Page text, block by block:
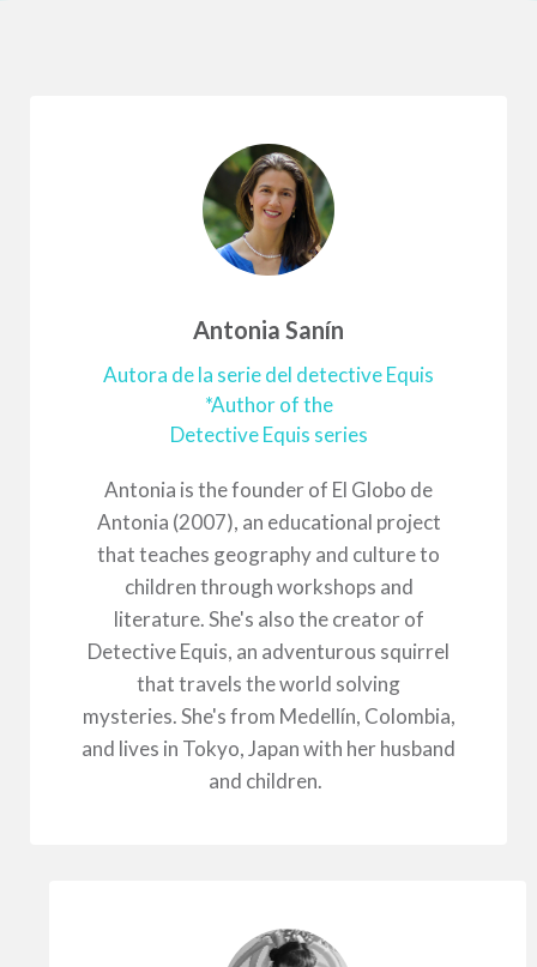
Antonia Sanín
Autora de la serie del detective Equis
*Author of the
Detective Equis series
Antonia is the founder of El Globo de
Antonia (2007), an educational project
that teaches geography and culture to
children through workshops and
literature. She's also the creator of
Detective Equis, an adventurous squirrel
that travels the world solving
mysteries. She's from Medellín, Colombia,
and lives in Tokyo, Japan with her husband
and children.